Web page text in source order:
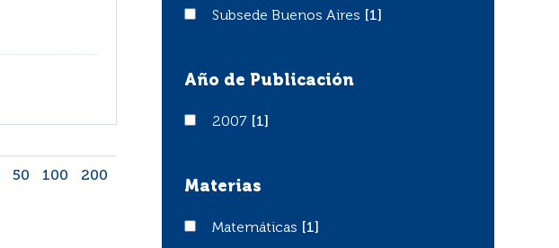
50 100 200
Subsede Buenos Aires
Subsede Buenos Aires [1]
Año de Publicación
20072007 [1]
Materias
Matemáticas
Matemáticas [1]